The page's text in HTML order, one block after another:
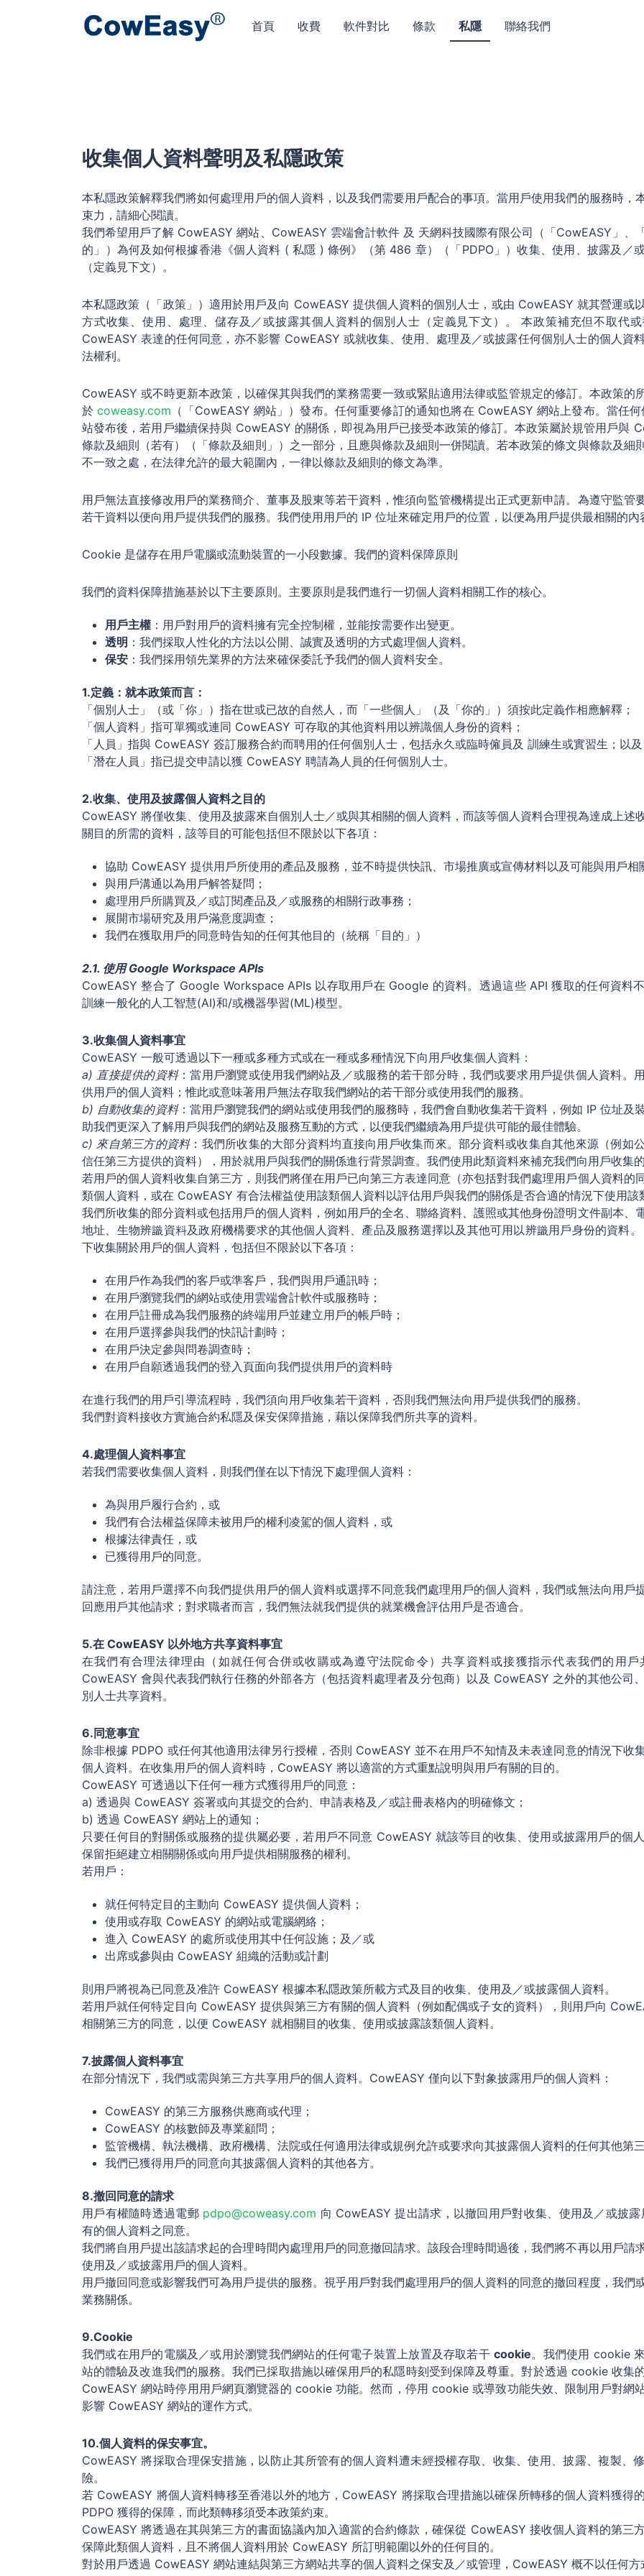
首頁 收費 軟件對比 條款 私隱 聯絡我們
收集個人資料聲明及私隱政策
本私隱政策解釋我們將如何處理用戶的個人資料，以及我們需要用戶配合的事項。當用戶使用我們的服務時，
束力，請細心閱讀。
我們希望用戶了解 CowEASY 網站、CowEASY 雲端會計軟件 及 天網科技國際有限公司（「CowEASY」、
的」）為何及如何根據香港《個人資料 ( 私隱 ) 條例》（第 486 章）（「PDPO」）收集、使用、披露及／
（定義見下文）。
本私隱政策（「政策」）適用於用戶及向 CowEASY 提供個人資料的個別人士，或由 CowEASY 就其營運或
方式收集、使用、處理、儲存及／或披露其個人資料的個別人士（定義見下文）。 本政策補充但不取代
CowEASY 表達的任何同意，亦不影響 CowEASY 或就收集、使用、處理及／或披露任何個別人士的個人資
法權利。
CowEASY 或不時更新本政策，以確保其與我們的業務需要一致或緊貼適用法律或監管規定的修訂。本政策的
於coweasy.com （「CowEASY 網站」）發布。任何重要修訂的通知也將在 CowEASY 網站上發布。當任
站發布後，若用戶繼續保持與 CowEASY 的關係，即視為用戶已接受本政策的修訂。本政策屬於規管用戶與
條款及細則（若有）（「條款及細則」）之一部分，且應與條款及細則一併閱讀。若本政策的條文與條款及細
不一致之處，在法律允許的最大範圍內，一律以條款及細則的條文為準。
用戶無法直接修改用戶的業務簡介、董事及股東等若干資料，惟須向監管機構提出正式更新申請。為遵守監管
若干資料以便向用戶提供我們的服務。我們使用用戶的 IP 位址來確定用戶的位置，以便為用戶提供最相關的內
Cookie 是儲存在用戶電腦或流動裝置的一小段數據。我們的資料保障原則
我們的資料保障措施基於以下主要原則。主要原則是我們進行一切個人資料相關工作的核心。
用戶主權 ：用戶對用戶的資料擁有完全控制權，並能按需要作出變更。
透明 ：我們採取人性化的方法以公開、誠實及透明的方式處理個人資料。
保安 ：我們採用領先業界的方法來確保委託予我們的個人資料安全。
1.定義：就本政策而言：
「個別人士」（或「你」）指在世或已故的自然人，而「一些個人」（及「你的」）須按此定義作相應解釋；
「個人資料」指可單獨或連同 CowEASY 可存取的其他資料用以辨識個人身份的資料；
「人員」指與 CowEASY 簽訂服務合約而聘用的任何個別人士，包括永久或臨時僱員及 訓練生或實習生；以及
「潛在人員」指已提交申請以獲 CowEASY 聘請為人員的任何個別人士。
2.收集、使用及披露個人資料之目的
CowEASY 將僅收集、使用及披露來自個別人士／或與其相關的個人資料，而該等個人資料合理視為達成上述
關目的所需的資料，該等目的可能包括但不限於以下各項：
協助 CowEASY 提供用戶所使用的產品及服務，並不時提供快訊、市場推廣或宣傳材料以及可能與用戶相
與用戶溝通以為用戶解答疑問；
處理用戶所購買及／或訂閱產品及／或服務的相關行政事務；
展開市場研究及用戶滿意度調查；
我們在獲取用戶的同意時告知的任何其他目的（統稱「目的」）
2.1. 使用 Google Workspace APIs
CowEASY 整合了 Google Workspace APIs 以存取用戶在 Google 的資料。透過這些 API 獲取的任何資料
訓練一般化的人工智慧(AI)和/或機器學習(ML)模型。
3.收集個人資料事宜
CowEASY 一般可透過以下一種或多種方式或在一種或多種情況下向用戶收集個人資料：
a) 直接提供的資料：當用戶瀏覽或使用我們網站及／或服務的若干部分時，我們或要求用戶提供個人資料。
供用戶的個人資料；惟此或意味著用戶無法存取我們網站的若干部分或使用我們的服務。
b) 自動收集的資料：當用戶瀏覽我們的網站或使用我們的服務時，我們會自動收集若干資料，例如 IP 位址及
助我們更深入了解用戶與我們的網站及服務互動的方式，以便我們繼續為用戶提供可能的最佳體驗。
c) 來自第三方的資料：我們所收集的大部分資料均直接向用戶收集而來。部分資料或收集自其他來源（例如
信任第三方提供的資料），用於就用戶與我們的關係進行背景調查。我們使用此類資料來補充我們向用戶收集的
若用戶的個人資料收集自第三方，則我們將僅在用戶已向第三方表達同意（亦包括對我們處理用戶個人資料的
類個人資料，或在 CowEASY 有合法權益使用該類個人資料以評估用戶與我們的關係是否合適的情況下使用該
我們所收集的部分資料或包括用戶的個人資料，例如用戶的全名、聯絡資料、護照或其他身份證明文件副本、
地址、生物辨識資料及政府機構要求的其他個人資料、產品及服務選擇以及其他可用以辨識用戶身份的資料
下收集關於用戶的個人資料，包括但不限於以下各項：
在用戶作為我們的客戶或準客戶，我們與用戶通訊時；
在用戶瀏覽我們的網站或使用雲端會計軟件或服務時；
在用戶註冊成為我們服務的終端用戶並建立用戶的帳戶時；
在用戶選擇參與我們的快訊計劃時；
在用戶決定參與問卷調查時；
在用戶自願透過我們的登入頁面向我們提供用戶的資料時
在進行我們的用戶引導流程時，我們須向用戶收集若干資料，否則我們無法向用戶提供我們的服務。
我們對資料接收方實施合約私隱及保安保障措施，藉以保障我們所共享的資料。
4.處理個人資料事宜
若我們需要收集個人資料，則我們僅在以下情況下處理個人資料：
為與用戶履行合約，或
我們有合法權益保障未被用戶的權利凌駕的個人資料，或
根據法律責任，或
已獲得用戶的同意。
請注意，若用戶選擇不向我們提供用戶的個人資料或選擇不同意我們處理用戶的個人資料，我們或無法向用戶
回應用戶其他請求；對求職者而言，我們無法就我們提供的就業機會評估用戶是否適合。
5.在 CowEASY 以外地方共享資料事宜
在我們有合理法律理由（如就任何合併或收購或為遵守法院命令）共享資料或接獲指示代表我們的用戶
CowEASY 會與代表我們執行任務的外部各方（包括資料處理者及分包商）以及 CowEASY 之外的其他公司
別人士共享資料。
6.同意事宜
除非根據 PDPO 或任何其他適用法律另行授權，否則 CowEASY 並不在用戶不知情及未表達同意的情況下收
個人資料。在收集用戶的個人資料時，CowEASY 將以適當的方式重點說明與用戶有關的目的。
CowEASY 可透過以下任何一種方式獲得用戶的同意：
a) 透過與 CowEASY 簽署或向其提交的合約、申請表格及／或註冊表格內的明確條文；
b) 透過 CowEASY 網站上的通知；
只要任何目的對關係或服務的提供屬必要，若用戶不同意 CowEASY 就該等目的收集、使用或披露用戶的個
保留拒絕建立相關關係或向用戶提供相關服務的權利。
若用戶：
就任何特定目的主動向 CowEASY 提供個人資料；
使用或存取 CowEASY 的網站或電腦網絡；
進入 CowEASY 的處所或使用其中任何設施；及／或
出席或參與由 CowEASY 組織的活動或計劃
則用戶將視為已同意及准許 CowEASY 根據本私隱政策所載方式及目的收集、使用及／或披露個人資料。
若用戶就任何特定目向 CowEASY 提供與第三方有關的個人資料（例如配偶或子女的資料），則用戶向
相關第三方的同意，以便 CowEASY 就相關目的收集、使用或披露該類個人資料。
7.披露個人資料事宜
在部分情況下，我們或需與第三方共享用戶的個人資料。CowEASY 僅向以下對象披露用戶的個人資料：
CowEASY 的第三方服務供應商或代理；
CowEASY 的核數師及專業顧問；
監管機構、執法機構、政府機構、法院或任何適用法律或規例允許或要求向其披露個人資料的任何其他第三
我們已獲得用戶的同意向其披露個人資料的其他各方。
8.撤回同意的請求
用戶有權隨時透過電郵 pdpo@coweasy.com 向 CowEASY 提出請求，以撤回用戶對收集、使用及／或披
有的個人資料之同意。
我們將自用戶提出該請求起的合理時間內處理用戶的同意撤回請求。該段合理時間過後，我們將不再以用戶請
使用及／或披露用戶的個人資料。
用戶撤回同意或影響我們可為用戶提供的服務。視乎用戶對我們處理用戶的個人資料的同意的撤回程度，我們
業務關係。
9.Cookie
我們或在用戶的電腦及／或用於瀏覽我們網站的任何電子裝置上放置及存取若干cookie。我們使用 cookie
站的體驗及改進我們的服務。我們已採取措施以確保用戶的私隱時刻受到保障及尊重。對於透過 cookie 收集
CowEASY 網站時停用用戶網頁瀏覽器的 cookie 功能。然而，停用 cookie 或導致功能失效、限制用戶對網
影響 CowEASY 網站的運作方式。
10.個人資料的保安事宜。
CowEASY 將採取合理保安措施，以防止其所管有的個人資料遭未經授權存取、收集、使用、披露、複製、
險。
若 CowEASY 將個人資料轉移至香港以外的地方，CowEASY 將採取合理措施以確保所轉移的個人資料獲得
PDPO 獲得的保障，而此類轉移須受本政策約束。
CowEASY 將透過在其與第三方的書面協議內加入適當的合約條款，確保從 CowEASY 接收個人資料的第三
保障此類個人資料，且不將個人資料用於 CowEASY 所訂明範圍以外的任何目的。
對於用戶透過 CowEASY 網站連結與第三方網站共享的個人資料之保安及／或管理，CowEASY 概不以任何方